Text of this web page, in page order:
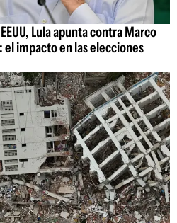
Lula apunta contra Marco
el impacto en las elecciones